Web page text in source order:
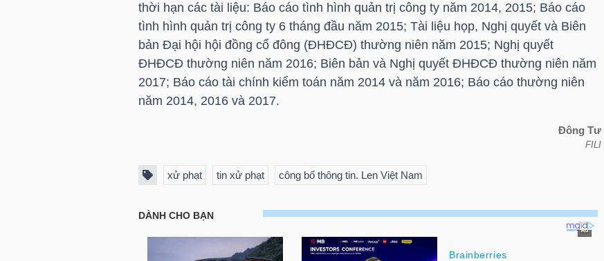
thời hạn các tài liệu: Báo cáo tình hình quản trị công ty năm 2014, 2015; Báo cáo
tình hình quản trị công ty 6 tháng đầu năm 2015; Tài liệu họp, Nghị quyết và Biên
bản Đại hội hội đồng cổ đông (ĐHĐCĐ) thường niên năm 2015; Nghị quyết
ĐHĐCĐ thường niên năm 2016; Biên bản và Nghị quyết ĐHĐCĐ thường niên năm
2017; Báo cáo tài chính kiểm toán năm 2014 và năm 2016; Báo cáo thường niên
năm 2014, 2016 và 2017.
Đông Tư
FILI
xử phạt tin xử phạt công bố thông tin. Len Việt Nam